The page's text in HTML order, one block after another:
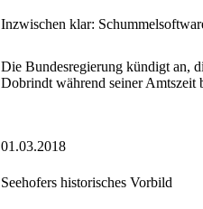
Inzwischen klar:
Die Bundesregierung kündigt an,
Dobrindt während seiner Amtszeit
01.03.2018
Seehofers historisches Vorbild